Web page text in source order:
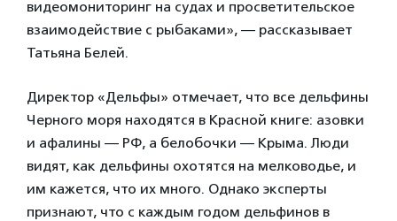
видеомониторинг на судах и просветительское
взаимодействие с рыбаками», — рассказывает
Татьяна Белей.
Директор «Дельфы» отмечает, что все дельфины
Черного моря находятся в Красной книге: азовки
и афалины — РФ, а белобочки — Крыма. Люди
видят, как дельфины охотятся на мелководье, и
им кажется, что их много. Однако эксперты
признают, что с каждым годом дельфинов в